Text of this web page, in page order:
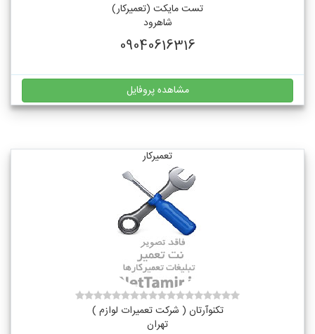
تست مایکت (تعمیرکار)
شاهرود
09040616316
مشاهده پروفایل
تعمیرکار
تکنوآرتان ( شرکت تعمیرات لوازم )
تهران